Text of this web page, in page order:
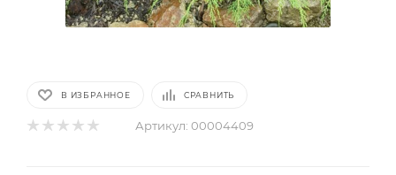
В ИЗБРАННОЕ СРАВНИТЬ
Артикул: 00004409